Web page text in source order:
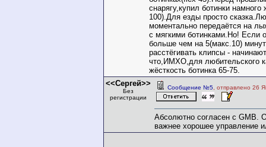
снарягу,купил ботинки намного
100).Для езды просто
моментально передаётся на
с мягкими ботинками.Но! Если
больше чем на 5(макс.10)
расстёгивать клипсы -
что,ИМХО,для любительского
жёсткость ботинка 65-75.
<<Сергей>>
Без
регистрации
Сообщение №5 , отправлено 26
Абсолютно согласен с GMB.
важнее хорошее управление